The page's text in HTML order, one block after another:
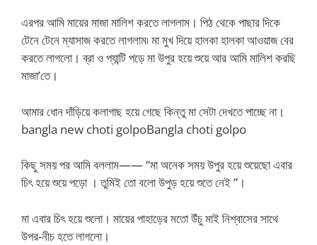
এরপর আমি মায়ের মাজা মালিশ করতে লাগলাম। পিঠ থেকে পাছার দিকে
টেনে টেনে ম্যাসাজ করতে লাগলাম৷ মা মুখ দিয়ে হালকা হালকা আওয়াজ বের
করতে লাগলো। ব্রা ও প্যান্টি পড়ে মা উপুর হয়ে শুয়ে আর আমি মালিশ করছি
মাজা’তে।
আমার ধোন দাঁড়িয়ে কলাগাছ হয়ে গেছে কিন্তু মা সেটা দেখতে পাচ্ছে না।
bangla new choti golpoBangla choti golpo
কিছু সময় পর আমি বললাম—— “মা অনেক সময় উপুর হয়ে শুয়েছো এবার
চিৎ হয়ে শুয়ে পড়ো । তুমিই তো বলো উপুড় হয়ে শুতে নেই ”।
মা এবার চিৎ হয়ে শুলো। মায়ের পাহাড়ের মতো উঁচু মাই নিশ্বাসের সাথে
উপর-নীচ হতে লাগলো।